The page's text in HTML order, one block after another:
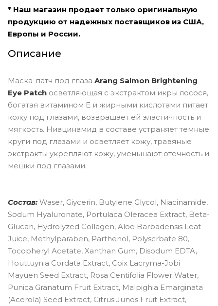
* Наш магазин продает только оригинальную
продукцию от надежных поставщиков из США,
Европы и России.
Описание
Маска-патч под глаза Arang Salmon Brightening
Eye Patch осветляющая с экстрактом икры лосося,
богатая витамином Е и жирными кислотами питает
кожу под глазами, возвращает ей эластичность и
мягкость. Ниацинамид в составе устраняет темные
круги под глазами и осветляет кожу, травяные
экстракты укрепляют кожу, уменьшают отечность и
мешки под глазами.
Состав: Waser, Giycerin, Butylene Glycol, Niacinamide,
Sodum Hyaluronate, Portulaca Oleracea Extract, Beta-
Glucan, Hydrolyzed Collagen, Aloe Barbadensis Leat
Juice, Methylparaben, Parthenol, Polyscrbate 80,
Tocopheryl Acetate, Xanthan Gum, Disodum EDTA,
Houttuynia Cordata Extract, Coix Lacryma-Jobi
Mayuen Seed Extract, Rosa Centifolia Flower Water,
Punica Granatum Fruit Extract, Malpighia Emarginata
(Acerola) Seed Extract, Citrus Junos Fruit Extract,